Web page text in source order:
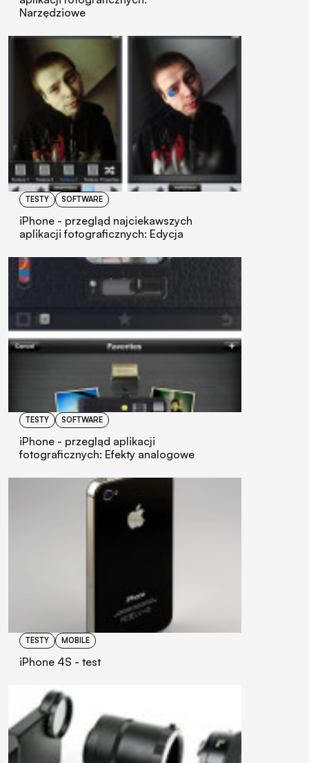
Narzędziowe
TESTY SOFTWARE
iPhone - przegląd najciekawszych
aplikacji fotograficznych: Edycja
TESTY SOFTWARE
iPhone - przegląd aplikacji
fotograficznych: Efekty analogowe
TESTY MOBILE
iPhone 4S - test